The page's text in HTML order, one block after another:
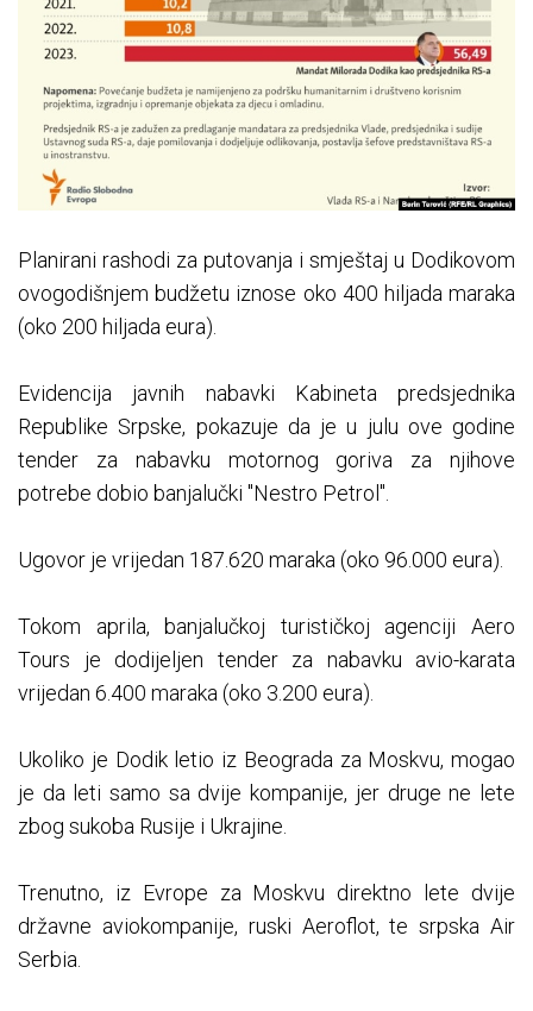
Planirani rashodi za putovanja i smještaj u Dodikovom
ovogodišnjem budžetu iznose oko 400 hiljada maraka
(oko 200 hiljada eura).
Evidencija javnih nabavki Kabineta predsjednika
Republike Srpske, pokazuje da je u julu ove godine
tender za nabavku motornog goriva za njihove
potrebe dobio banjalučki "Nestro Petrol".
Ugovor je vrijedan 187.620 maraka (oko 96.000 eura).
Tokom aprila, banjalučkoj turističkoj agenciji Aero
Tours je dodijeljen tender za nabavku avio-karata
vrijedan 6.400 maraka (oko 3.200 eura).
Ukoliko je Dodik letio iz Beograda za Moskvu, mogao
je da leti samo sa dvije kompanije, jer druge ne lete
zbog sukoba Rusije i Ukrajine.
Trenutno, iz Evrope za Moskvu direktno lete dvije
državne aviokompanije, ruski Aeroflot, te srpska Air
Serbia.